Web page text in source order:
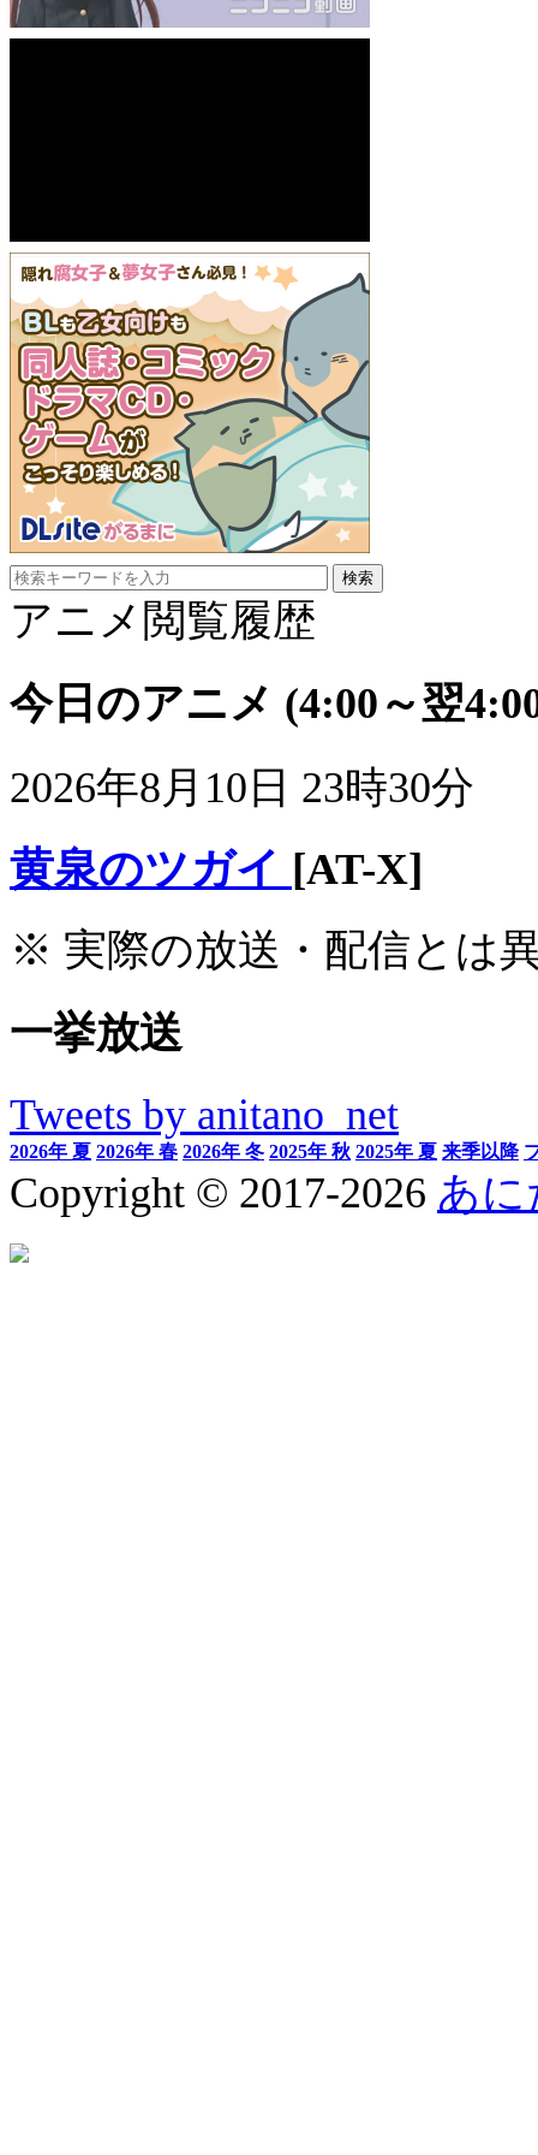
アニメ閲覧履歴
今日のアニメ (4:00～翌
2026年8月10日 23時30分
黄泉のツガイ [AT-X]
※ 実際の放送・配信とは
一挙放送
Tweets by anitano_net
2026年 夏 2026年 春 2026年 冬 2025年 秋 2025年 夏 来季以降
Copyright © 2017-2026 あに